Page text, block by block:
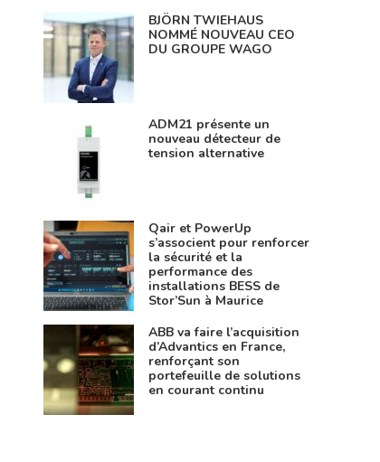
BJÖRN TWIEHAUS
NOMMÉ NOUVEAU CEO
DU GROUPE WAGO
ADM21 présente un
nouveau détecteur de
tension alternative
Qair et PowerUp
s’associent pour renforcer
la sécurité et la
performance des
installations BESS de
Stor’Sun à Maurice
ABB va faire l’acquisition
d’Advantics en France,
renforçant son
portefeuille de solutions
en courant continu